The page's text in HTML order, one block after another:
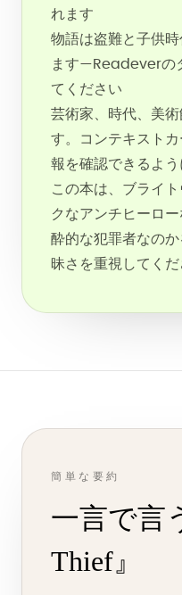
れます
物語は盗難と子供
ます—Readeverの
てください
芸術家、時代、美
す。コンテキスト
報を確認できるよ
この本は、ブライ
クなアンチヒーロ
酔的な犯罪者なの
昧さを重視してくだ
簡単な要約
一言で言
Thief』